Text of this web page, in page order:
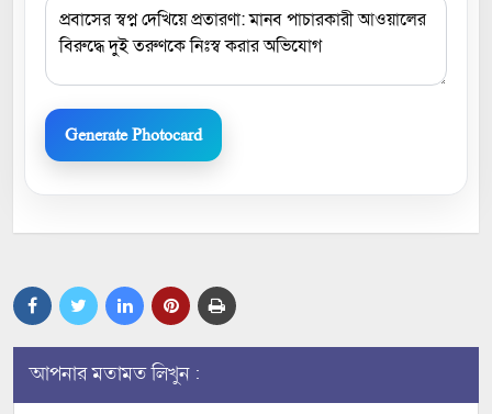
Generate Photocard
আপনার মতামত লিখুন :